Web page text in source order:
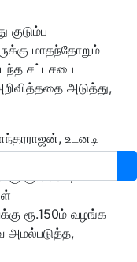
குடும்ப
மாதந்தோறும்
சட்டசபை
அடுத்து,
உடனடி
கீழ் உள்ள சிவப்பு
ரூ.300ம்,
ரூ.150ம் வழங்க
அமல்படுத்த,